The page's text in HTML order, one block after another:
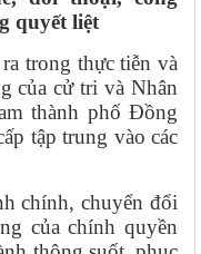
quyết liệt
trong thực tiễn và
của cử tri và Nhân
thành phố Đồng
tập trung vào các
chính, chuyển đổi
của chính quyền